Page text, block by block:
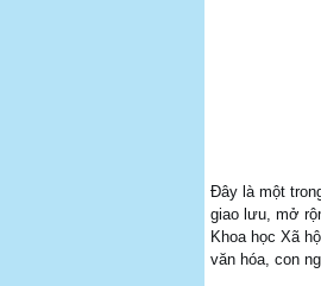
Đây là một
giao lưu, mở
Khoa học Xã
văn hóa, con